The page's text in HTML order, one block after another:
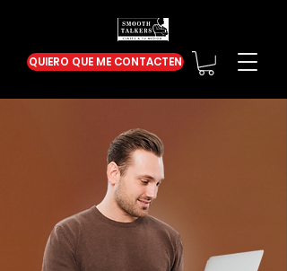
QUIERO QUE ME CONTACTEN